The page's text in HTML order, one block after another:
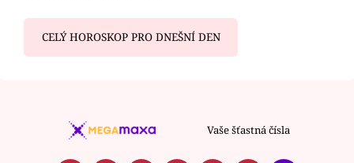
CELÝ HOROSKOP PRO DNEŠNÍ DEN
Vaše šťastná čísla